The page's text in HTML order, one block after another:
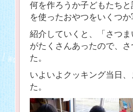
何を作ろうか子どもたち
を使ったおやつをいくつ
紹介していくと、「さつ
がたくさんあったので、
た。
いよいよクッキング当日
た。